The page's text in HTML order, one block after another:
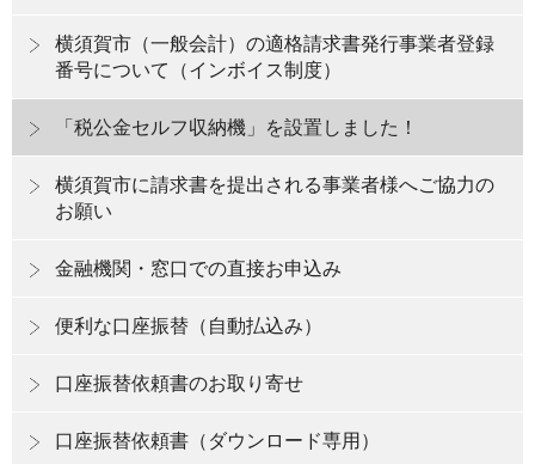
横須賀市（一般会計）の適格請求書発行事業者登録
番号について（インボイス制度）
「税公金セルフ収納機」を設置しました！
横須賀市に請求書を提出される事業者様へご協力の
お願い
金融機関・窓口での直接お申込み
便利な口座振替（自動払込み）
口座振替依頼書のお取り寄せ
口座振替依頼書（ダウンロード専用）